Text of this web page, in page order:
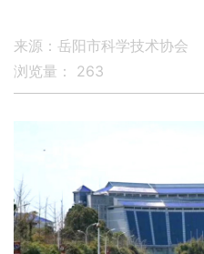
来源：岳阳市科学技术协会
浏览量： 263